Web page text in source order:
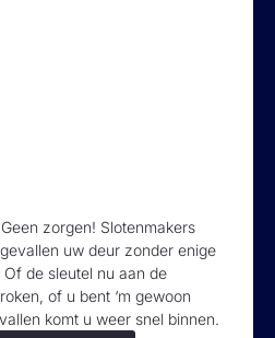
zorgen! Slotenmakers
uw deur zonder enige
de sleutel nu aan de
of u bent ‘m gewoon
komt u weer snel binnen.